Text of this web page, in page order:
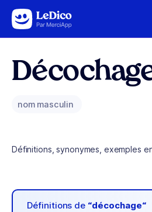
Aller au contenu
nom masculin
Définitions, synonymes, exemples
Définitions de “décochage“